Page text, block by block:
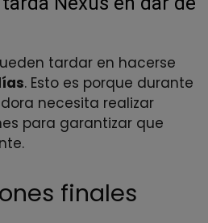
tardar en hacerse
. Esto es porque durante
necesita realizar
para garantizar que
finales